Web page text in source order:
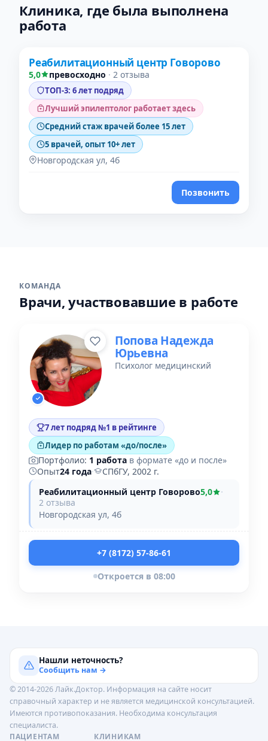
Клиника, где была выполнена
работа
Проверено
Реабилитационный центр Говорово
5,0 превосходно · 2 отзыва
ТОП-3: 6 лет подряд
Лучший эпилептолог работает здесь
Средний стаж врачей более 15 лет
5 врачей, опыт 10+ лет
Новгородская ул, 4б
Позвонить
КОМАНДА
Врачи, участвовавшие в работе
Попова Надежда
Юрьевна
Психолог медицинский
7 лет подряд №1 в рейтинге
Лидер по работам «до/после»
Портфолио: 1 работа в формате «до и после»
Опыт24 года·
СПбГУ, 2002 г.
Реабилитационный центр Говорово5,0
·
2 отзыва
Новгородская ул, 4б
+7 (8172) 57-86-61
Откроется в 08:00
Нашли неточность?
Сообщить нам →
© 2014-2026 Лайк.Доктор. Информация на сайте носит
справочный характер и не является медицинской консультацией.
Имеются противопоказания. Необходима консультация
специалиста.
ПАЦИЕНТАМ
КЛИНИКАМ